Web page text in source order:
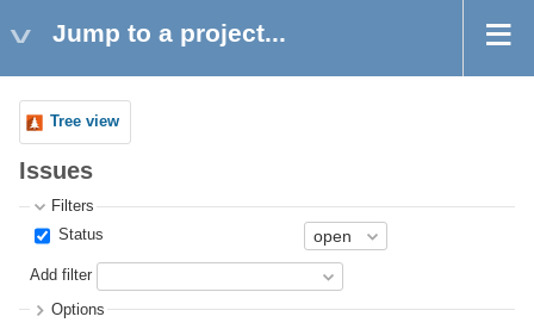
Jump to a project...
Tree view
Issues
Filters
Status
Add filter
Options